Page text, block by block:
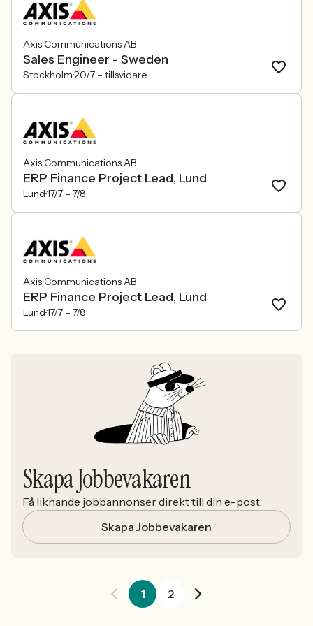
Axis Communications AB
Sales Engineer - Sweden
Stockholm20/7 – tillsvidare
Axis Communications AB
ERP Finance Project Lead, Lund
Lund17/7 – 7/8
Axis Communications AB
ERP Finance Project Lead, Lund
Lund17/7 – 7/8
Skapa Jobbevakaren
Få liknande jobbannonser direkt till din e-post.
Skapa Jobbevakaren
1 2